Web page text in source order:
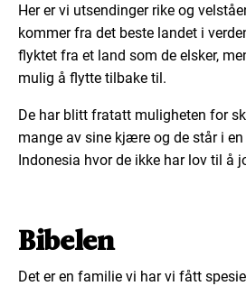
Her er vi utsendinger rike og
kommer fra det beste landet i
flyktet fra et land som de elsker,
mulig å flytte tilbake til.
De har blitt fratatt muligheten for
mange av sine kjære og de står i
Indonesia hvor de ikke har lov til å
Bibelen
Det er en familie vi har vi fått